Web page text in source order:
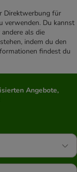
Direktwerbung für
verwenden. Du kannst
als die
indem du den
findest du
Angebote,